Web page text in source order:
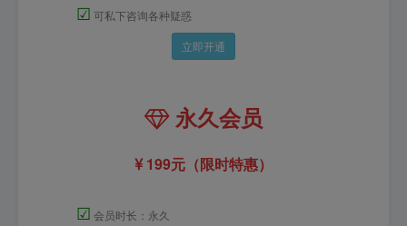
☑ 可私下咨询各种疑惑
立即开通
永久会员
199元（限时特惠）
☑ 会员时长：永久